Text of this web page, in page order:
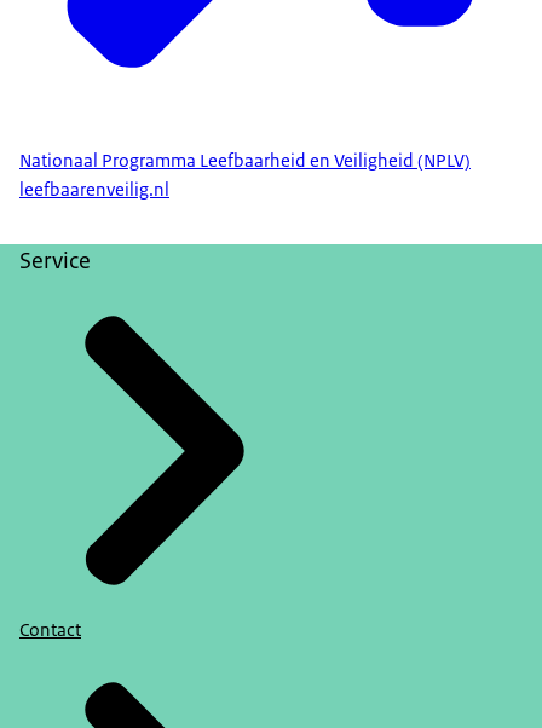
Nationaal Programma Leefbaarheid en Veiligheid (NPLV)
leefbaarenveilig.nl
Service
Contact